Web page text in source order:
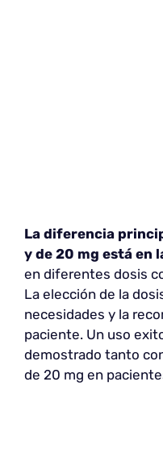
La diferencia
y de 20 mg está en
en diferentes dosis
La elección de la
necesidades y la
paciente. Un uso
demostrado tanto
de 20 mg en